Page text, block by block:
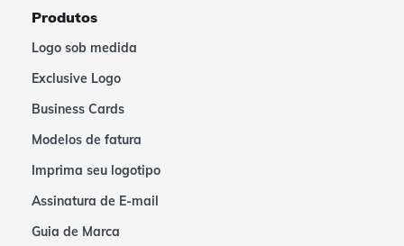
Produtos
Logo sob medida
Exclusive Logo
Business Cards
Modelos de fatura
Imprima seu logotipo
Assinatura de E-mail
Guia de Marca